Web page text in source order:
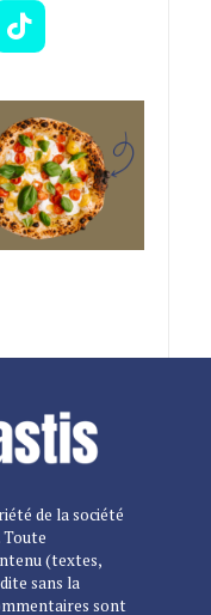
de la société
Toute
(textes,
sans la
sont